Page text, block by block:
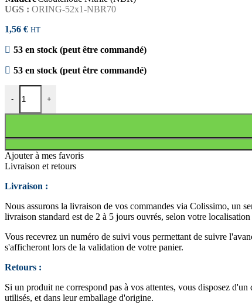
UGS : ORING-52x1-NBR70
1,56 € HT
53 en stock (peut être commandé)
53 en stock (peut être commandé)
-
quantité de JOINT TORIQUE 52x1 NBR70
+
Ajouter à mes favoris
Livraison et retours
Livraison :
Nous assurons la livraison de vos commandes via Colissimo, un
livraison standard est de 2 à 5 jours ouvrés, selon votre
Vous recevrez un numéro de suivi vous permettant de suivre
s'afficheront lors de la validation de votre panier.
Retours :
Si un produit ne correspond pas à vos attentes, vous disposez
utilisés, et dans leur emballage d'origine.